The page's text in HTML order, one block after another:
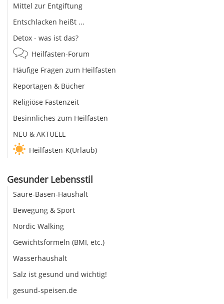
Mittel zur Entgiftung
Entschlacken heißt ...
Detox - was ist das?
Heilfasten-Forum
Häufige Fragen zum Heilfasten
Reportagen & Bücher
Religiöse Fastenzeit
Besinnliches zum Heilfasten
NEU & AKTUELL
Heilfasten-K(Urlaub)
Gesunder Lebensstil
Säure-Basen-Haushalt
Bewegung & Sport
Nordic Walking
Gewichtsformeln (BMI, etc.)
Wasserhaushalt
Salz ist gesund und wichtig!
gesund-speisen.de